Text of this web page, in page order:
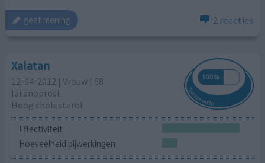
geef mening 2 reacties
Xalatan
12-04-2012 | Vrouw | 68
latanoprost
Hoog cholesterol
Effectiviteit
Hoeveelheid bijwerkingen